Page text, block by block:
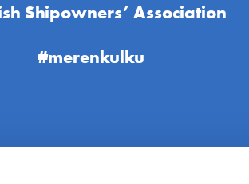
Shipowners’ Association
#merenkulku